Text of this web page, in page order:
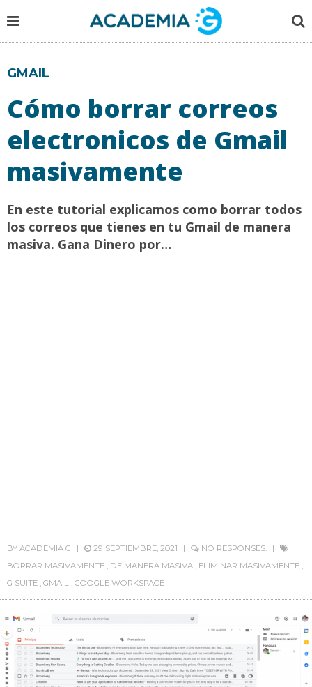
GMAIL
Cómo borrar correos
electronicos de Gmail
masivamente
En este tutorial explicamos como borrar todos
los correos que tienes en tu Gmail de manera
masiva. Gana Dinero por…
BY ACADEMIA G 29 SEPTIEMBRE, 2021
NO RESPONSES.
BORRAR MASIVAMENTE , DE MANERA MASIVA , ELIMINAR MASIVAMENTE ,
G SUITE , GMAIL , GOOGLE WORKSPACE